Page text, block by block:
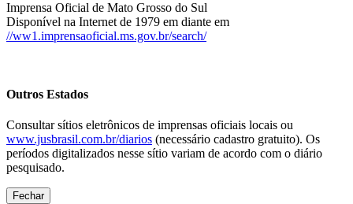
Imprensa Oficial de Mato Grosso do Sul
Disponível na Internet de 1979 em diante em
//ww1.imprensaoficial.ms.gov.br/search/
Outros Estados
Consultar sítios eletrônicos de imprensas oficiais locais ou
www.jusbrasil.com.br/diarios (necessário cadastro gratuito). Os
períodos digitalizados nesse sítio variam de acordo com o diário
pesquisado.
Fechar